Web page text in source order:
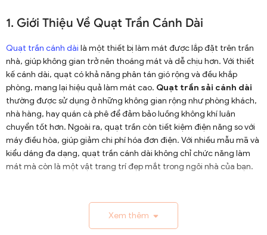
1. Giới Thiệu Về Quạt Trần Cánh Dài
Quạt trần cánh dài là một thiết bị làm mát được lắp đặt trên trần
nhà, giúp không gian trở nên thoáng mát và dễ chịu hơn. Với thiết
kế cánh dài, quạt có khả năng phân tán gió rộng và đều khắp
phòng, mang lại hiệu quả làm mát cao. Quạt trần sải cánh dài
thường được sử dụng ở những không gian rộng như phòng khách,
nhà hàng, hay quán cà phê để đảm bảo luồng không khí luân
chuyển tốt hơn. Ngoài ra, quạt trần còn tiết kiệm điện năng so với
máy điều hòa, giúp giảm chi phí hóa đơn điện. Với nhiều mẫu mã và
kiểu dáng đa dạng, quạt trần cánh dài không chỉ chức năng làm
mát mà còn là một vật trang trí đẹp mắt trong ngôi nhà của bạn.
1.1. Lịch Sử và Sự Phát Triển
Xem thêm